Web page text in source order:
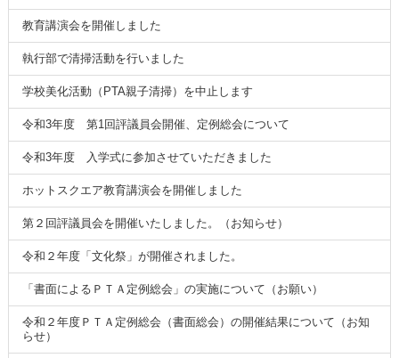
教育講演会を開催しました
執行部で清掃活動を行いました
学校美化活動（PTA親子清掃）を中止します
令和3年度 第1回評議員会開催、定例総会について
令和3年度 入学式に参加させていただきました
ホットスクエア教育講演会を開催しました
第２回評議員会を開催いたしました。（お知らせ）
令和２年度「文化祭」が開催されました。
「書面によるＰＴＡ定例総会」の実施について（お願い）
令和２年度ＰＴＡ定例総会（書面総会）の開催結果について（お知
らせ）